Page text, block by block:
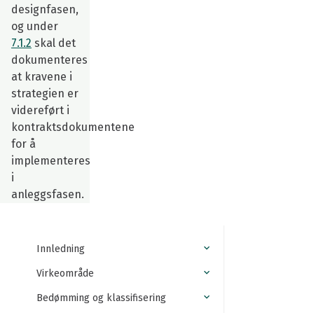
designfasen,
og under
7.1.2 skal det
dokumenteres
at kravene i
strategien er
videreført i
kontraktsdokumentene
for å
implementeres
i
anleggsfasen.
Innledning
Virkeområde
Bedømming og klassifisering